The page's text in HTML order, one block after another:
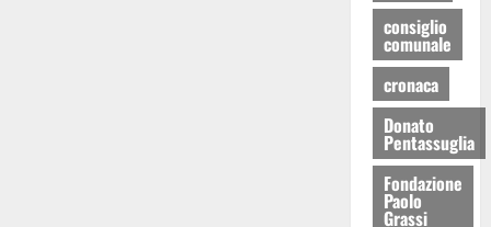
consiglio
comunale
cronaca
Donato
Pentassuglia
Fondazione
Paolo
Grassi